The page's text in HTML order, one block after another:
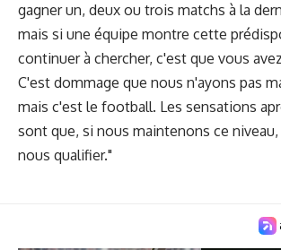
gagner un, deux ou trois matchs à la
mais si une équipe montre cette
continuer à chercher, c'est que vous
C'est dommage que nous n'ayons pas
mais c'est le football. Les sensations
sont que, si nous maintenons ce
nous qualifier."